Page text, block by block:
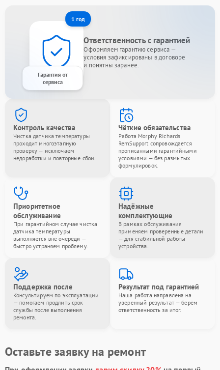
1 год
Гарантия от
сервиса
Ответственность с гарантией
Оформляем гарантию сервиса —
условия зафиксированы в договоре
и понятны заранее.
Контроль качества
Чистка датчика температуры
проходит многоэтапную
проверку — исключаем
недоработки и повторные сбои.
Чёткие обязательства
Работа Morphy Richards
RemSupport сопровождается
прописанными гарантийными
условиями — без размытых
формулировок.
Приоритетное
обслуживание
При гарантийном случае чистка
датчика температуры
выполняется вне очереди —
быстро устраняем проблему.
Надёжные
комплектующие
В рамках обслуживания
применяем проверенные детали
— для стабильной работы
устройства.
Поддержка после
Консультируем по эксплуатации
— помогаем продлить срок
службы после выполнения
ремонта.
Результат под гарантией
Наша работа направлена на
уверенный результат — берём
ответственность за итог.
Оставьте заявку на ремонт